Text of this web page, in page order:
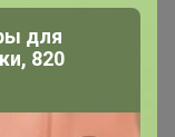
для
820